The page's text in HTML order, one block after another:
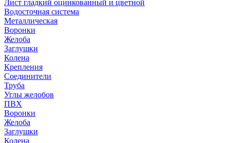
Лист гладкий оцинкованный и цветной
Водосточная система
Металлическая
Воронки
Желоба
Заглушки
Колена
Крепления
Соединители
Труба
Углы желобов
ПВХ
Воронки
Желоба
Заглушки
Колена